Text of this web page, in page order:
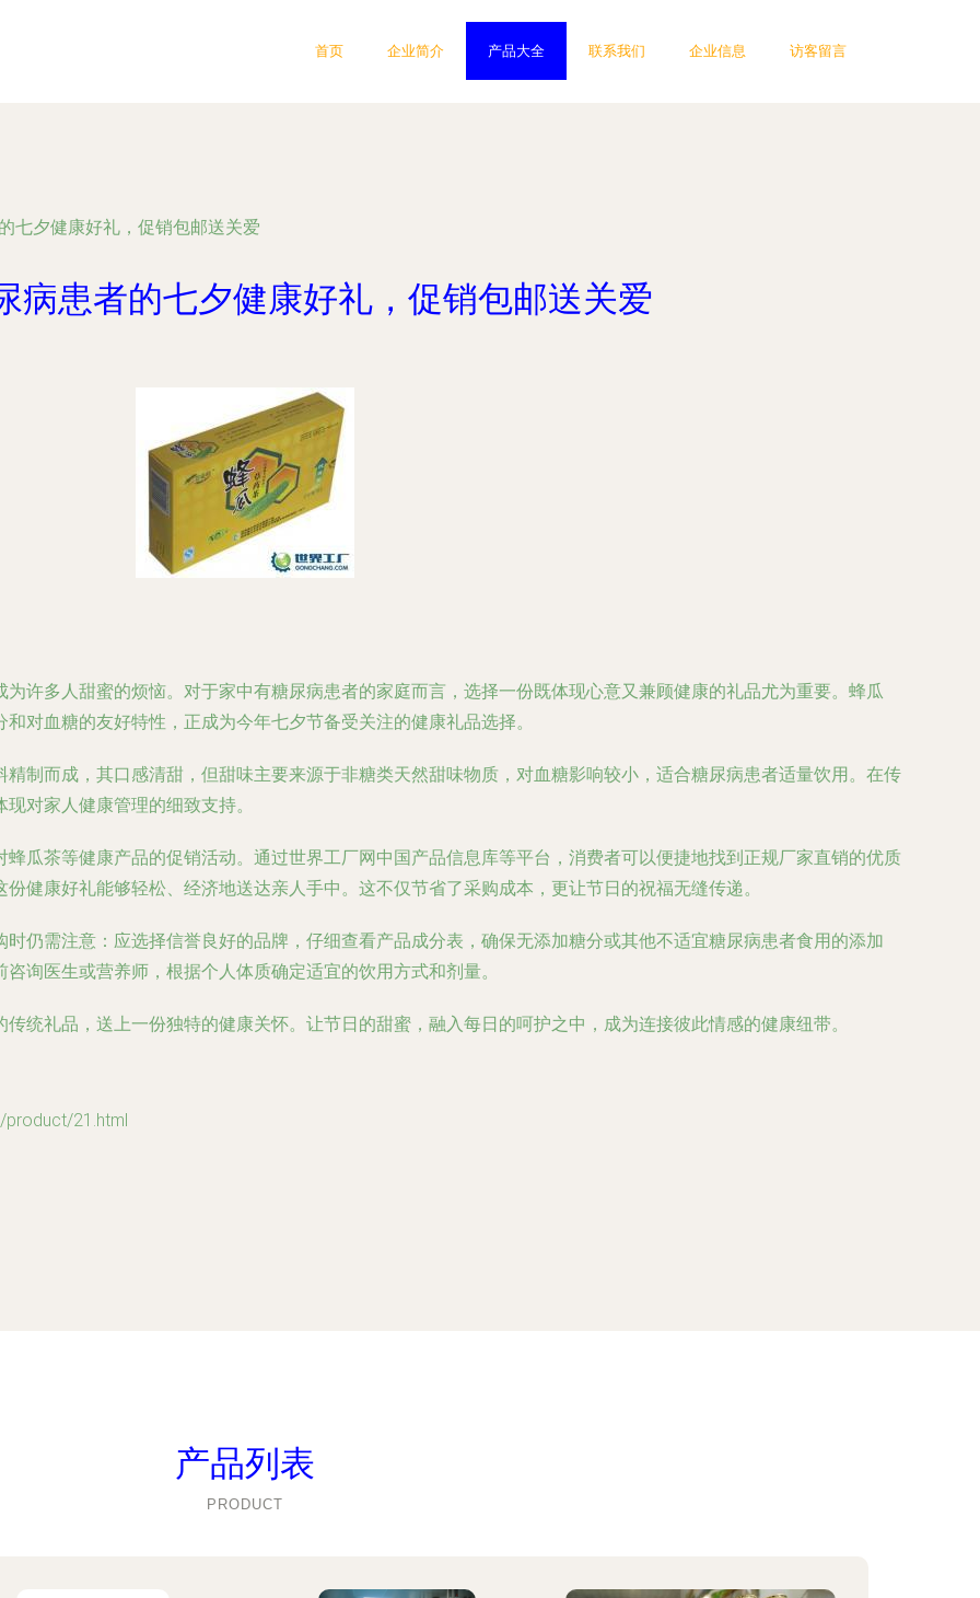
首页 企业简介 产品大全 联系我们 企业信息 访客留言
七夕健康好礼，促销包邮送关爱
病患者的七夕健康好礼，促销包邮送关爱
许多人甜蜜的烦恼。对于家中有糖尿病患者的家庭而言，选择一份既体现心意又兼顾健康的礼品尤为重要。蜂瓜
对血糖的友好特性，正成为今年七夕节备受关注的健康礼品选择。
制而成，其口感清甜，但甜味主要来源于非糖类天然甜味物质，对血糖影响较小，适合糖尿病患者适量饮用。在传
对家人健康管理的细致支持。
瓜茶等健康产品的促销活动。通过世界工厂网中国产品信息库等平台，消费者可以便捷地找到正规厂家直销的优质
健康好礼能够轻松、经济地送达亲人手中。这不仅节省了采购成本，更让节日的祝福无缝传递。
仍需注意：应选择信誉良好的品牌，仔细查看产品成分表，确保无添加糖分或其他不适宜糖尿病患者食用的添加
询医生或营养师，根据个人体质确定适宜的饮用方式和剂量。
统礼品，送上一份独特的健康关怀。让节日的甜蜜，融入每日的呵护之中，成为连接彼此情感的健康纽带。
product/21.html
产品列表
PRODUCT